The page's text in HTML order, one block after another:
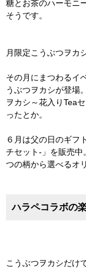
糖とお茶のハーモニ
そうです。
月限定こうぶつヲカ
その月にまつわるイ
うぶつヲカシが登場
ヲカシ～花入りTea
ったとか。
６月は父の日のギフ
チセット-」を販売中
つの柄から選べるオ
ハラペコラボの
こうぶつヲカシだけ